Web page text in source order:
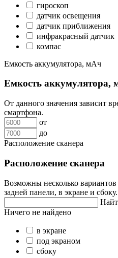
гироскоп
датчик освещения
датчик приближения
инфракрасный датчик
компас
Емкость аккумулятора, мАч
Емкость аккумулятора,
От данного значения зависит
смартфона.
от
до
Расположение сканера
Расположение сканера
Возможны несколько
задней панели, в экране и сбоку.
Ничего не найдено
в экране
под экраном
сбоку